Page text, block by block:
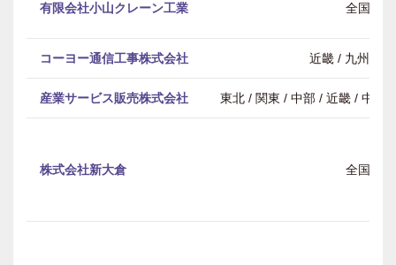
有限会社小山クレーン工業 全国
コーヨー通信工事株式会社 近畿 / 九州・
産業サービス販売株式会社 東北 / 関東 / 中部 / 近畿 / 中国
株式会社新大倉 全国